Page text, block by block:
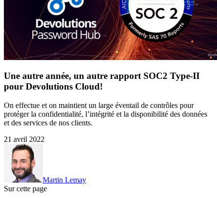
Une autre année, un autre rapport SOC2 Type-II
pour Devolutions Cloud!
On effectue et on maintient un large éventail de contrôles pour
protéger la confidentialité, l’intégrité et la disponibilité des données
et des services de nos clients.
21 avril 2022
Martin Lemay
Sur cette page